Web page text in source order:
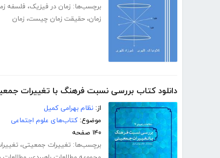
برچسب‌ها: زمان در فیزیک، فلسفه
زمان، حقیقت زمان چیست، زمان
دانلود کتاب بررسی نسبت فرهنگ با تغییرات
از: نظام بهرامی کمیل
موضوع: کتاب‌های علوم اجتماعی
۱۴۰ صفحه
برچسب‌ها: تغییرات جمعیتی،